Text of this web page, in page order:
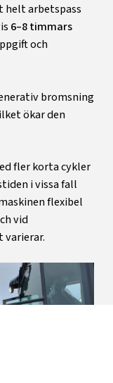
helt arbetspass
6–8 timmars
och
bromsning
ökar den
fler korta cykler
i vissa fall
flexibel
vid